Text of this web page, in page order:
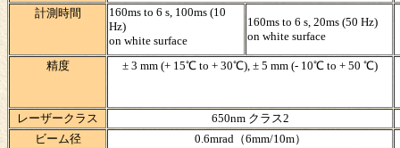
計測時間
160ms to 6 s, 100ms (10
Hz)
on white surface
160ms to 6 s, 20ms (50 Hz)
on white surface
精度 ± 3 mm (+ 15℃ to + 30℃), ± 5 mm (- 10℃ to + 50 ℃)
レーザークラス 650nm クラス2
ビーム径
0.6mrad（6mm/10m）